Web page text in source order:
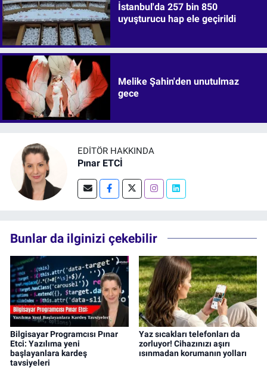
İstanbul'da 257 bin 850
uyuşturucu hap ele geçirildi
Melike Şahin'den unutulmaz
gece
EDITÖR HAKKINDA
Pınar ETCİ
Bunlar da ilginizi çekebilir
Bilgisayar Programcısı Pınar
Etci: Yazılıma yeni
başlayanlara kardeş
tavsiyeleri
Yaz sıcakları telefonları da
zorluyor! Cihazınızı aşırı
ısınmadan korumanın yolları